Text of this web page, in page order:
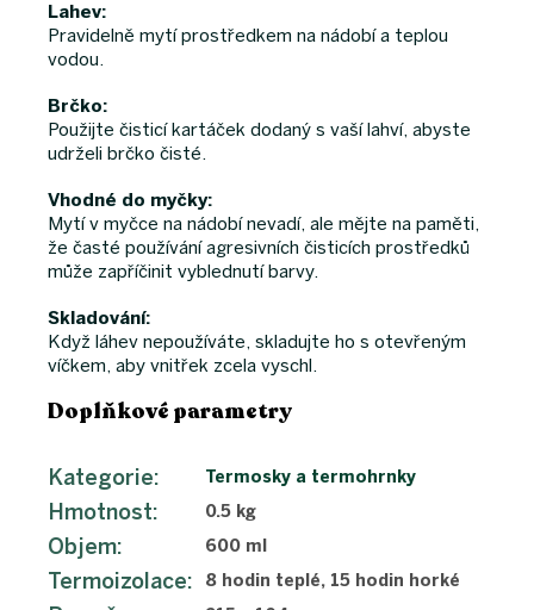
Lahev:
Pravidelně mytí prostředkem na nádobí a teplou
vodou.
Brčko:
Použijte čisticí kartáček dodaný s vaší lahví, abyste
udrželi brčko čisté.
Vhodné do myčky:
Mytí v myčce na nádobí nevadí, ale mějte na paměti,
že časté používání agresivních čisticích prostředků
může zapříčinit vyblednutí barvy.
Skladování:
Když láhev nepoužíváte, skladujte ho s otevřeným
víčkem, aby vnitřek zcela vyschl.
Doplňkové parametry
Kategorie: Termosky a termohrnky
Hmotnost: 0.5 kg
Objem: 600 ml
Termoizolace: 8 hodin teplé, 15 hodin horké